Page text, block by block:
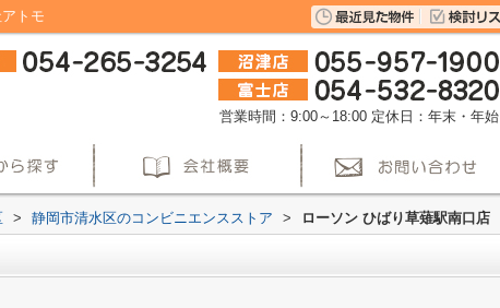
トモ
営業時間：9:00～18:00 定休日：年末・年始
> 静岡市清水区のコンビニエンスストア > ローソン ひばり草薙駅南口店